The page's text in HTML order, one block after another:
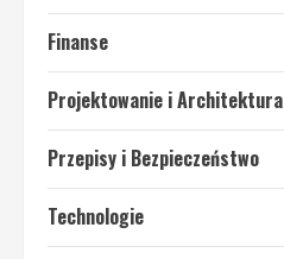
Finanse
Projektowanie i Architektura
Przepisy i Bezpieczeństwo
Technologie